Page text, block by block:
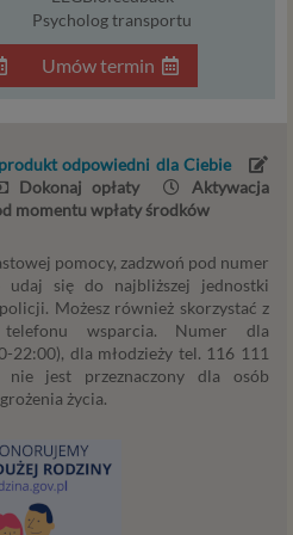
Psycholog transportu
Umów termin
odpowiedni dla Ciebie
Dokonaj opłaty
Aktywacja
momentu wpłaty środków
pomocy, zadzwoń pod numer
udaj się do najbliższej jednostki
Możesz również skorzystać z
telefonu wsparcia. Numer dla
22:00), dla młodzieży tel. 116 111
nie jest przeznaczony dla osób
życia.
przez nas lub inny
i wyłącznie w celu
zgodnie z opisem
do momentu jej cofnięcia,
z Twojej strony
przypadku niezbędności
gdy podstawą
uzasadniony interes
tego uzasadnionego
osobowych Psychology
serwisu
Pełne dane administratora
na podstrone Kontakt.